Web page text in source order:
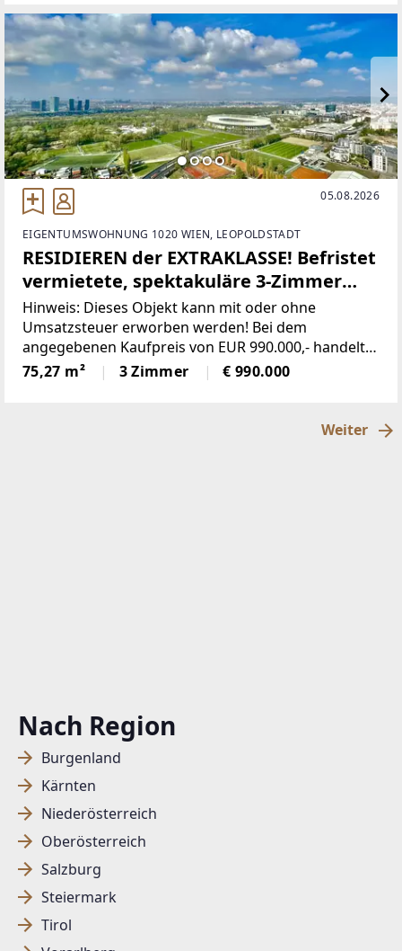
Nach Region
Burgenland
Kärnten
Niederösterreich
Oberösterreich
Salzburg
Steiermark
Tirol
05.08.2026
EIGENTUMSWOHNUNG 1020 WIEN, LEOPOLDSTADT
RESIDIEREN der EXTRAKLASSE! Befristet
vermietete, spektakuläre 3-Zimmer
Terrassenwohnung mit
unverbaubarem TRAUMBLICK
Hinweis: Dieses Objekt kann mit oder ohne
Umsatzsteuer erworben werden! Bei dem
angegebenen Kaufpreis von EUR 990.000,- handelt
es sich um den Nettopreis, auf welchen 20% USt.
hinzukommen.Nicht nur von außen ist der MARINA
75,27 m² 3 Zimmer € 990.000
Weiter